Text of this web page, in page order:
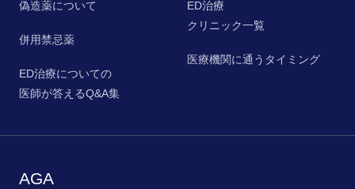
偽造薬について
併用禁忌薬
ED治療についての
医師が答えるQ&A集
ED治療
クリニック一覧
医療機関に通うタイミング
AGA